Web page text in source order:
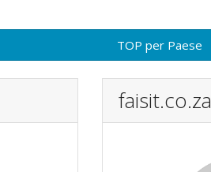
TOP per Paese
faisit.co.za